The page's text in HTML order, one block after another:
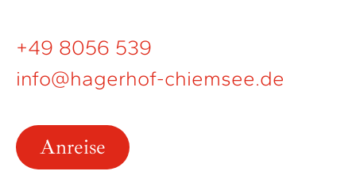
+49 8056 539
info@hagerhof-chiemsee.de
Anreise